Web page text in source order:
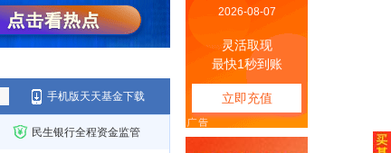
手机版天天基金下载
民生银行全程资金监管